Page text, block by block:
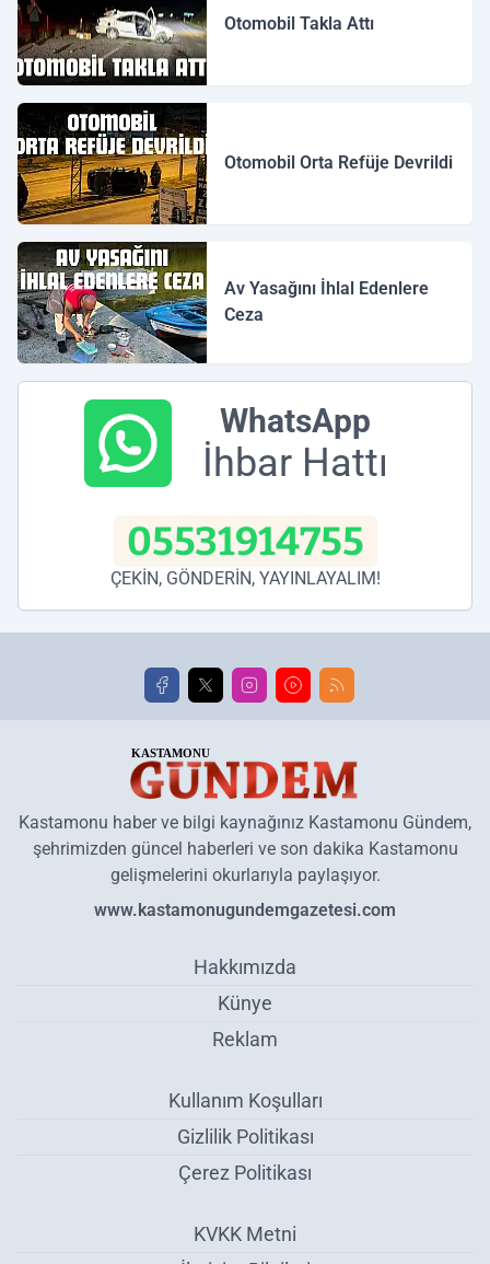
Otomobil Takla Attı
Otomobil Orta Refüje Devrildi
Av Yasağını İhlal Edenlere
Ceza
WhatsApp
İhbar Hattı
05531914755
ÇEKİN, GÖNDERİN, YAYINLAYALIM!
Kastamonu haber ve bilgi kaynağınız Kastamonu Gündem,
şehrimizden güncel haberleri ve son dakika Kastamonu
gelişmelerini okurlarıyla paylaşıyor.
www.kastamonugundemgazetesi.com
Hakkımızda
Künye
Reklam
Kullanım Koşulları
Gizlilik Politikası
Çerez Politikası
KVKK Metni